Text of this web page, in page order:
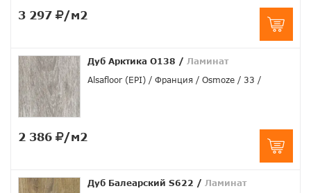
3 297 /м2
Дуб Арктика О138 / Ламинат
Alsafloor (EPI)
Франция Osmoze 33
2 386 /м2
Дуб Балеарский S622 / Ламинат